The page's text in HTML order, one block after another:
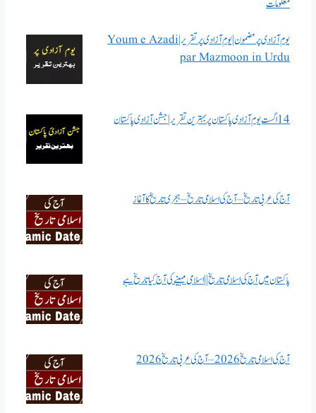
معلومات
یوم آزادی پر مضمون | یوم آزادی پر تقریر | Youm e Azadi
par Mazmoon in Urdu
14 اگست یوم آزادی پاکستان پر بہترین تقریر | جشن آزادی پاکستان
آج کی عربی تاریخ – آج کی اسلامی تاریخ – ہجری تاریخ کا آغاز
پاکستان میں آج کی اسلامی تاریخ || اسلامی مہینے کی آج کیا تاریخ ہے
آج کی اسلامی تاریخ 2026 – آج کی عربی تاریخ 2026